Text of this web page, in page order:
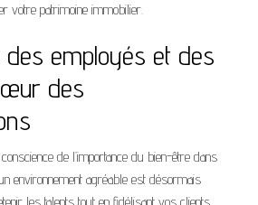
votre patrimoine immobilier.
employés et des
des
de l’importance du bien-être dans
environnement agréable est désormais